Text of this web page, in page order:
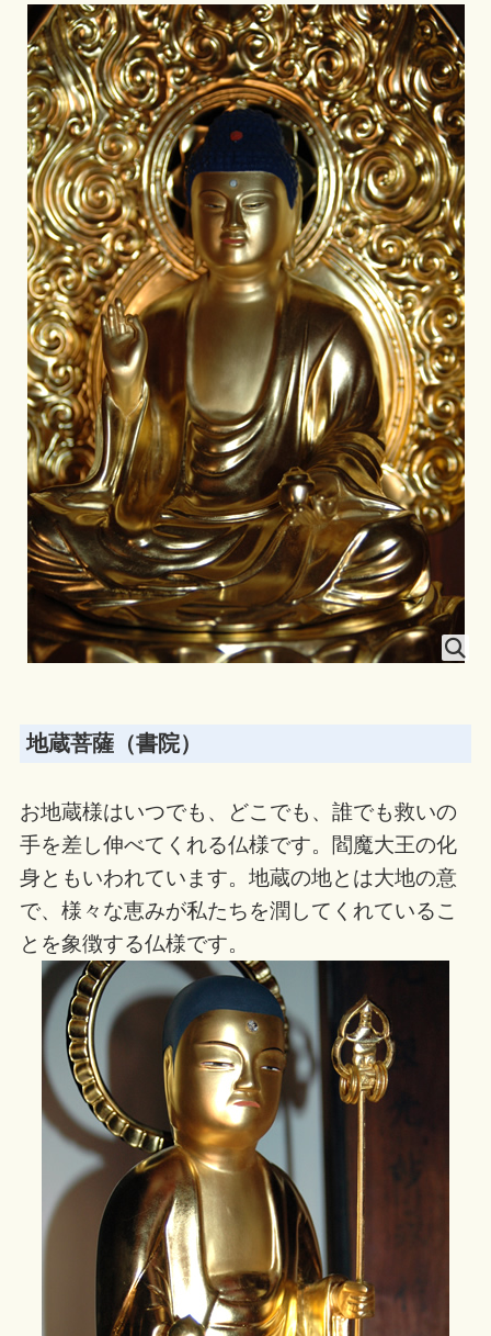
地蔵菩薩（書院）
お地蔵様はいつでも、どこでも、誰でも救いの
手を差し伸べてくれる仏様です。閻魔大王の化
身ともいわれています。地蔵の地とは大地の意
で、様々な恵みが私たちを潤してくれているこ
とを象徴する仏様です。